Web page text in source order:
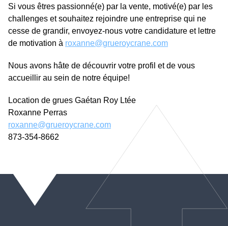
Si vous êtres passionné(e) par la vente, motivé(e) par les
challenges et souhaitez rejoindre une entreprise qui ne
cesse de grandir, envoyez-nous votre candidature et lettre
de motivation à roxanne@grueroycrane.com
Nous avons hâte de découvrir votre profil et de vous
accueillir au sein de notre équipe!
Location de grues Gaétan Roy Ltée
Roxanne Perras
roxanne@grueroycrane.com
873-354-8662